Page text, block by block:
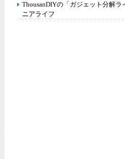
ThousanDIYの「ガジェット分解ラ
ニアライフ